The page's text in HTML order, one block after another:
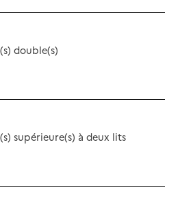
double(s)
supérieure(s) à deux lits